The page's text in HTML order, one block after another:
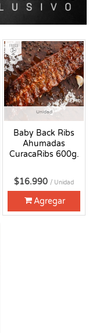
Unidad
Baby Back Ribs
Ahumadas
CuracaRibs 600g.
Fresco
$16.990 / Unidad
Agregar